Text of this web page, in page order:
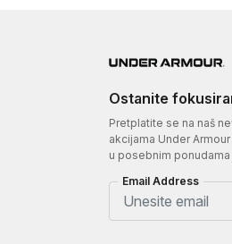
Ostanite
Pretplatite se na naš
akcijama Under
u posebnim
Email Address